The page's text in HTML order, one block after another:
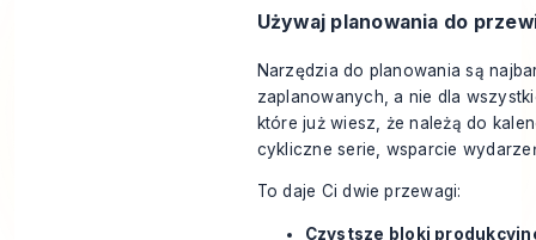
Używaj planowania do
Narzędzia do planowania są
zaplanowanych, a nie dla
które już wiesz, że należą do
cykliczne serie, wsparcie
To daje Ci dwie przewagi:
Czystsze bloki